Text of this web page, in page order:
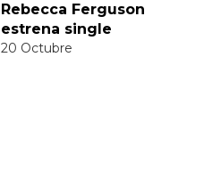
Rebecca Ferguson
estrena single
20 Octubre